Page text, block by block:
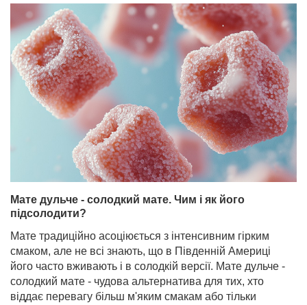
Мате дульче - солодкий мате. Чим і як його
підсолодити?
Мате традиційно асоціюється з інтенсивним гірким
смаком, але не всі знають, що в Південній Америці
його часто вживають і в солодкій версії. Мате дульче -
солодкий мате - чудова альтернатива для тих, хто
віддає перевагу більш м'яким смакам або тільки